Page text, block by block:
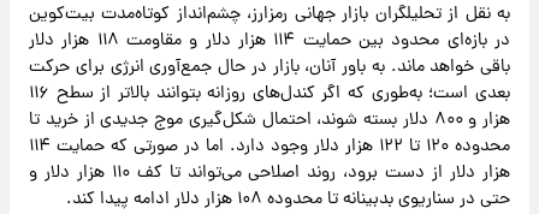
به نقل از تحلیلگران بازار جهانی رمزارز، چشم‌انداز کوتاه‌مدت بیت‌کوین
در بازه‌ای محدود بین حمایت ۱۱۴ هزار دلار و مقاومت ۱۱۸ هزار دلار
باقی خواهد ماند. به باور آنان، بازار در حال جمع‌آوری انرژی برای حرکت
بعدی است؛ به‌طوری که اگر کندل‌های روزانه بتوانند بالاتر از سطح ۱۱۶
هزار و ۸۰۰ دلار بسته شوند، احتمال شکل‌گیری موج جدیدی از خرید تا
محدوده ۱۲۰ تا ۱۲۲ هزار دلار وجود دارد. اما در صورتی که حمایت ۱۱۴
هزار دلار از دست برود، روند اصلاحی می‌تواند تا کف ۱۱۰ هزار دلار و
حتی در سناریوی بدبینانه تا محدوده ۱۰۸ هزار دلار ادامه پیدا کند.